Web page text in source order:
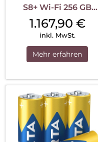
S8+ Wi-Fi 256 GB
Silber
1.167,90 €
inkl. MwSt.
Mehr erfahren